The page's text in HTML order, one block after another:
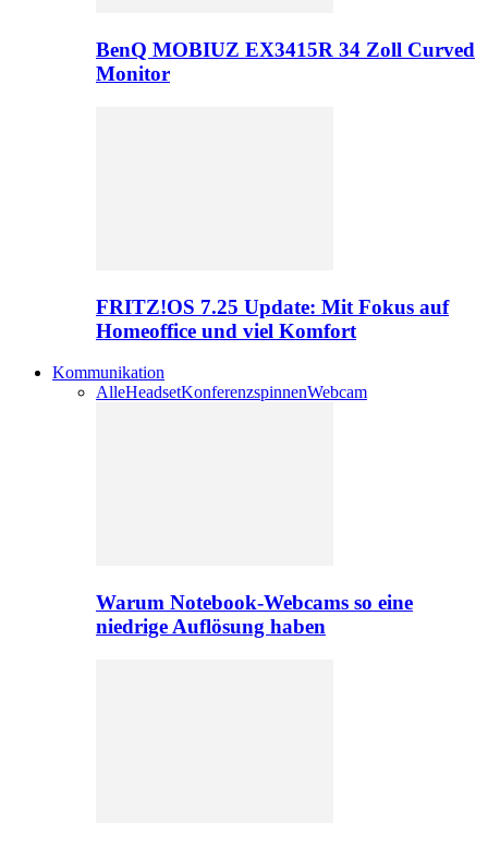
BenQ MOBIUZ EX3415R 34 Zoll Curved
Monitor
FRITZ!OS 7.25 Update: Mit Fokus auf
Homeoffice und viel Komfort
Kommunikation
AlleHeadsetKonferenzspinnenWebcam
Warum Notebook-Webcams so eine
niedrige Auflösung haben